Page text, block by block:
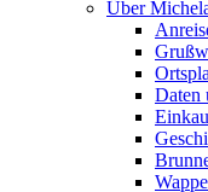
Über
Daten